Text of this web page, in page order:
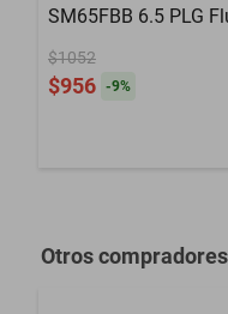
SM65FBB 6.5 PLG
$1052
$956 -9%
Otros